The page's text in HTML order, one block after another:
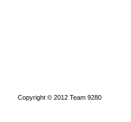
Copyright © 2012 Team 9280